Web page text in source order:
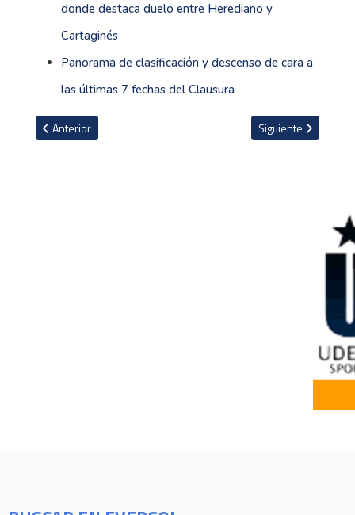
donde destaca duelo entre Herediano y
Cartaginés
Panorama de clasificación y descenso de cara a
las últimas 7 fechas del Clausura
Artículo anterior: Tensión en Monterrey: discusión entre Martín
Anterior Artículo siguiente:
Siguiente